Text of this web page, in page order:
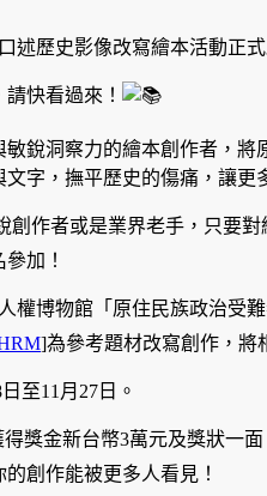
述歷史影像改寫繪本活動正
快看過來！
銳洞察力的繪本創作者，
字，撫平歷史的傷痛，讓更
創作者或是業界老手，只要
加！
權博物館「原住民族政治受
]為參考題材改寫創作，將
至11月27日。
獎金新台幣3萬元及獎狀一
創作能被更多人看見！